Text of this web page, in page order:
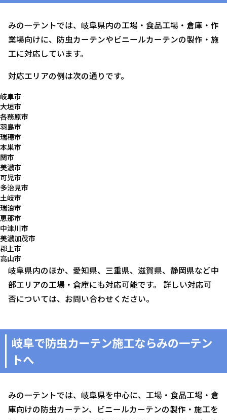
みの一テントでは、岐阜県内の工場・食品工場・倉庫・作
業場向けに、防虫カーテンやビニールカーテンの製作・施
工に対応しています。
対応エリアの例は次の通りです。
岐阜市
大垣市
各務原市
羽島市
瑞穂市
本巣市
関市
美濃市
可児市
多治見市
土岐市
瑞浪市
恵那市
中津川市
美濃加茂市
郡上市
高山市
岐阜県内のほか、愛知県、三重県、滋賀県、静岡県など中
部エリアの工場・倉庫にも対応可能です。 詳しい対応可
否については、お問い合わせください。
岐阜で防虫カーテン施工ならみの一テン
トへ
みの一テントでは、岐阜県を中心に、工場・食品工場・倉
庫向けの防虫カーテン、ビニールカーテンの製作・施工を